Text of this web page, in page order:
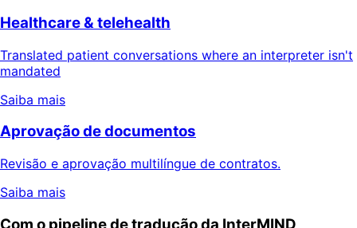
Healthcare & telehealth
Translated patient conversations where an interpreter isn't
mandated
Saiba mais
Aprovação de documentos
Revisão e aprovação multilíngue de contratos.
Saiba mais